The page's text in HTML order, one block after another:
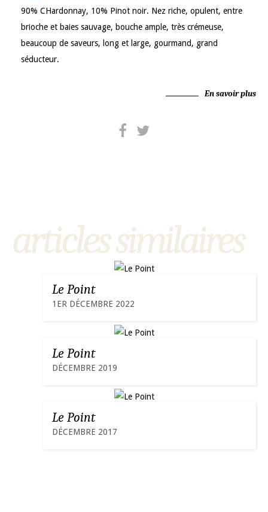
90% CHardonnay, 10% Pinot noir. Nez riche, opulent, entre
brioche et baies sauvage, bouche ample, très crémeuse,
beaucoup de saveurs, long et large, gourmand, grand
séducteur.
En savoir plus
articles similaires
Le Point
1ER DÉCEMBRE 2022
Le Point
DÉCEMBRE 2019
Le Point
DÉCEMBRE 2017